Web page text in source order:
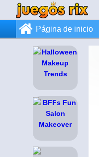
Página de inicio